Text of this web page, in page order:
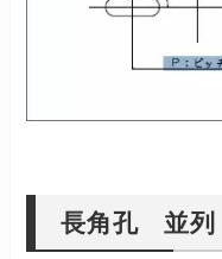
長角孔 並列